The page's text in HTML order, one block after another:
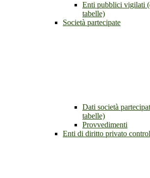
Enti pubblici vigilati
tabelle)
Società partecipate
Dati società
tabelle)
Provvedimenti
Enti di diritto privato